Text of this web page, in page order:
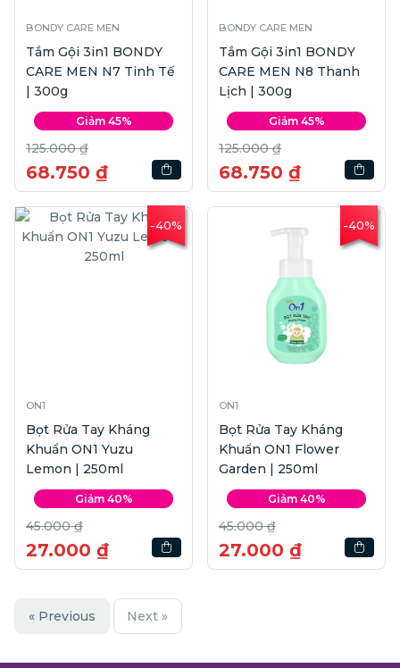
BONDY CARE MEN
Tắm Gội 3in1 BONDY
CARE MEN N7 Tinh Tế
| 300g
Giảm 45%
125.000 ₫
68.750 ₫
BONDY CARE MEN
Tắm Gội 3in1 BONDY
CARE MEN N8 Thanh
Lịch | 300g
Giảm 45%
125.000 ₫
68.750 ₫
-40%
ON1
Bọt Rửa Tay Kháng
Khuẩn ON1 Yuzu
Lemon | 250ml
Giảm 40%
45.000 ₫
27.000 ₫
-40%
ON1
Bọt Rửa Tay Kháng
Khuẩn ON1 Flower
Garden | 250ml
Giảm 40%
45.000 ₫
27.000 ₫
« Previous Next »